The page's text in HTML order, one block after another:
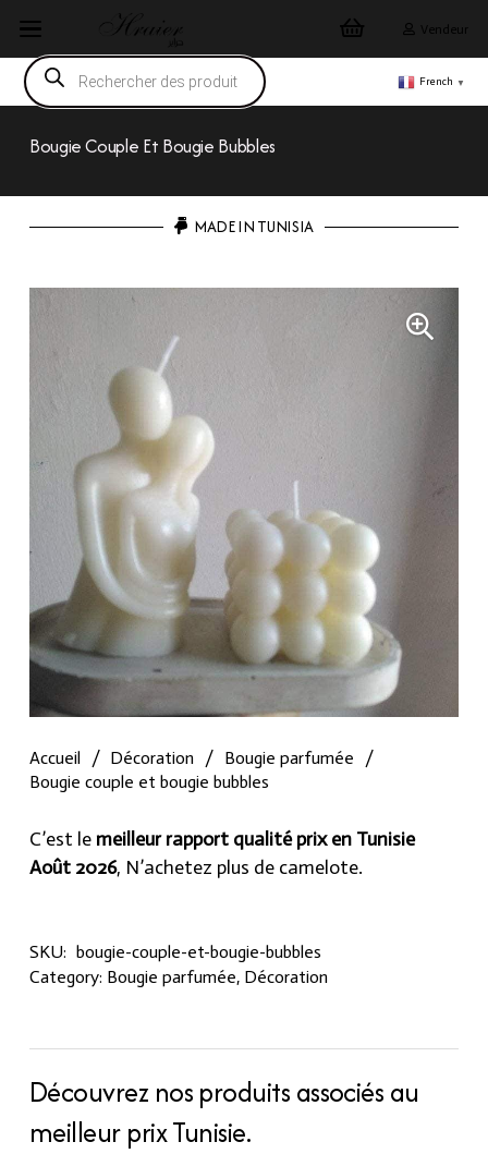
Vendeur
Recherche
de
produits
French ▼
Bougie Couple Et Bougie Bubbles
MADE IN TUNISIA
Accueil / Décoration / Bougie parfumée
/
Bougie couple et bougie bubbles
C’est le meilleur rapport qualité prix en Tunisie
Août 2026, N’achetez plus de camelote.
SKU: bougie-couple-et-bougie-bubbles
Category: Bougie parfumée, Décoration
Découvrez nos produits associés au
meilleur prix Tunisie.